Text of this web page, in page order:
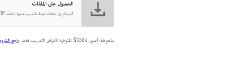
الحصول على الملفات
قم بتنزيل ملفات عينة للتدرب عليها (ملف ZIP،‏ 618 كيلوبايت)
ملحوظة: أصول Stock المتوفرة لأغراض التدريب فقط. راجع